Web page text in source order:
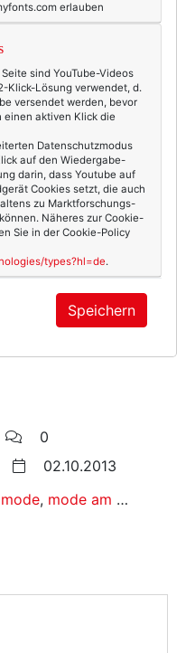
die ich in letzter
gedeckte Farbgebung
Thema hatten wir ja
0
02.10.2013
mode, mode am mittwoch
erlauben
sind YouTube-Videos
Klick-Lösung verwendet, d.
versendet werden, bevor
einen aktiven Klick die
Datenschutzmodus
auf den Wiedergabe-
darin, dass Youtube auf
Cookies setzt, die auch
zu Marktforschungs-
Näheres zur Cookie-
Sie in der Cookie-Policy
types?hl=de.
Speichern